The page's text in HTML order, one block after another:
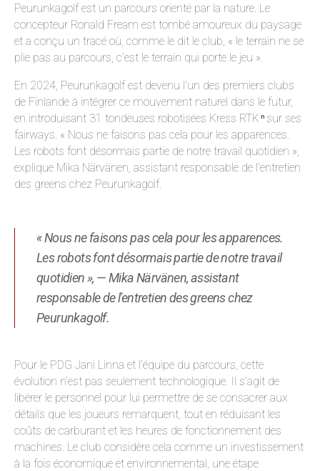
Peurunkagolf est un parcours orienté par la nature. Le
concepteur Ronald Fream est tombé amoureux du paysage
et a conçu un tracé où, comme le dit le club, « le terrain ne se
plie pas au parcours, c’est le terrain qui porte le jeu ».
En 2024, Peurunkagolf est devenu l’un des premiers clubs
de Finlande à intégrer ce mouvement naturel dans le futur,
en introduisant 31 tondeuses robotisées Kress RTK nsur ses
fairways. « Nous ne faisons pas cela pour les apparences.
Les robots font désormais partie de notre travail quotidien »,
explique Mika Närvänen, assistant responsable de l’entretien
des greens chez Peurunkagolf.
« Nous ne faisons pas cela pour les apparences.
Les robots font désormais partie de notre travail
quotidien », — Mika Närvänen, assistant
responsable de l'entretien des greens chez
Peurunkagolf.
Pour le PDG Jani Linna et l’équipe du parcours, cette
évolution n’est pas seulement technologique. Il s’agit de
libérer le personnel pour lui permettre de se consacrer aux
détails que les joueurs remarquent, tout en réduisant les
coûts de carburant et les heures de fonctionnement des
machines. Le club considère cela comme un investissement
à la fois économique et environnemental, une étape